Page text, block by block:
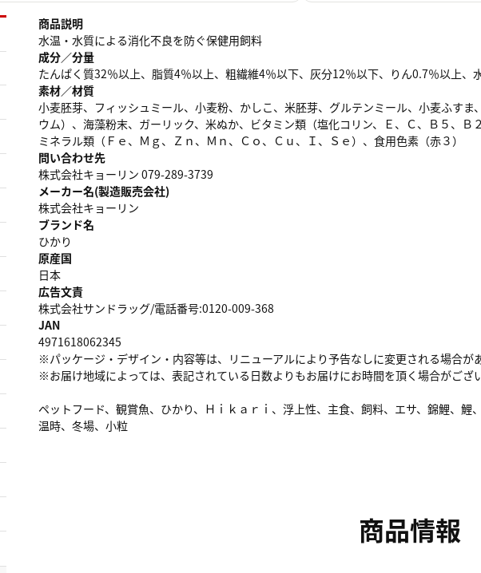
商品説明
水温・水質による消化不良を防ぐ保健用飼料
成分／分量
たんぱく質32％以上、脂質4％以上、粗繊維4％以下、灰分12％以下、りん0.7％以上、
素材／材質
小麦胚芽、フィッシュミール、小麦粉、かしこ、米胚芽、グルテンミール、小麦ふす
ウム）、海藻粉末、ガーリック、米ぬか、ビタミン類（塩化コリン、Ｅ、Ｃ、Ｂ５、Ｂ
ミネラル類（Ｆｅ、Ｍｇ、Ｚｎ、Ｍｎ、Ｃｏ、Ｃｕ、Ｉ、Ｓｅ）、食用色素（赤３）
問い合わせ先
株式会社キョーリン 079-289-3739
メーカー名(製造販売会社)
株式会社キョーリン
ブランド名
ひかり
原産国
日本
広告文責
株式会社サンドラッグ/電話番号:0120-009-368
JAN
4971618062345
※パッケージ・デザイン・内容等は、リニューアルにより予告なしに変更される場合が
※お届け地域によっては、表記されている日数よりもお届けにお時間を頂く場合がござい
ペットフード、観賞魚、ひかり、Ｈｉｋａｒｉ、浮上性、主食、飼料、エサ、錦鯉、
温時、冬場、小粒
商品情報